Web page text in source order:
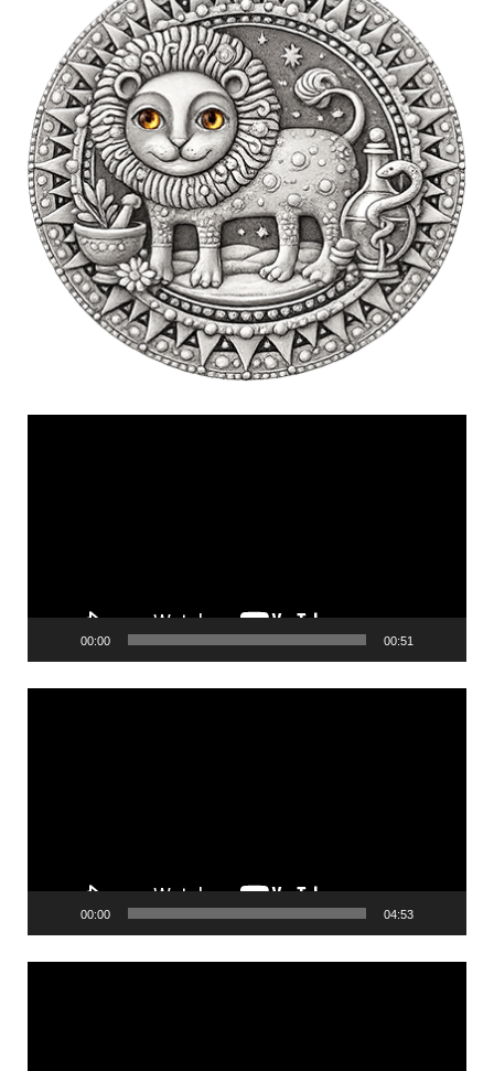
00:00 00:51
00:00 04:53